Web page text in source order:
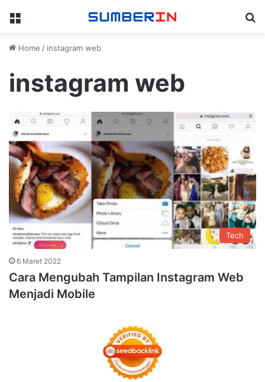
Menu
Home / instagram web
instagram web
Tech
6 Maret 2022
Cara Mengubah Tampilan Instagram Web
Menjadi Mobile